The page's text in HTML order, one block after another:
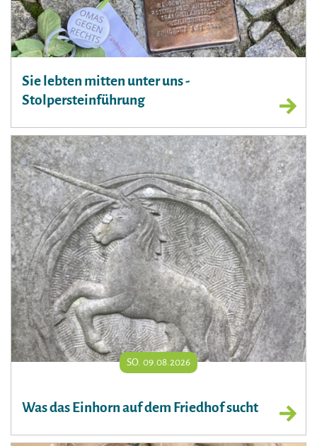
Sie lebten mitten unter uns -
Stolpersteinführung
SO. 09.08.2026
Was das Einhorn auf dem Friedhof sucht